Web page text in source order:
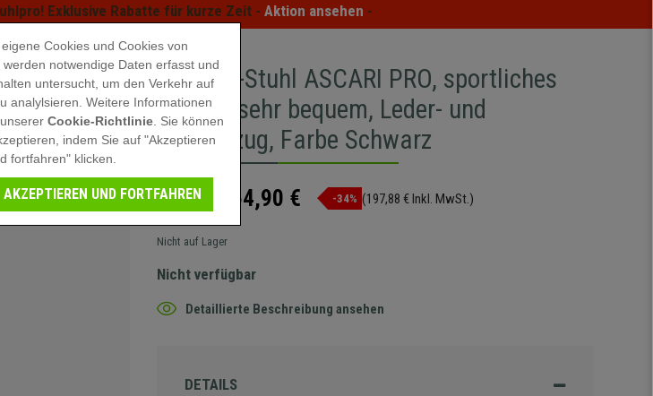
Exklusive Rabatte für kurze Zeit - Aktion ansehen -
Gaming-Stuhl ASCARI PRO, sportliches
Design, sehr bequem, Leder- und
Stoffbezug, Farbe Schwarz
249,00 € 164,90 € -34% (197,88 € Inkl. MwSt.)
Nicht auf Lager
Nicht verfügbar
Detaillierte Beschreibung ansehen
DETAILS
Cookies und Cookies von
notwendige Daten erfasst und
untersucht, um den Verkehr auf
analylsieren. Weitere Informationen
Cookie-Richtlinie. Sie können
indem Sie auf "Akzeptieren
fortfahren" klicken.
AKZEPTIEREN UND FORTFAHREN